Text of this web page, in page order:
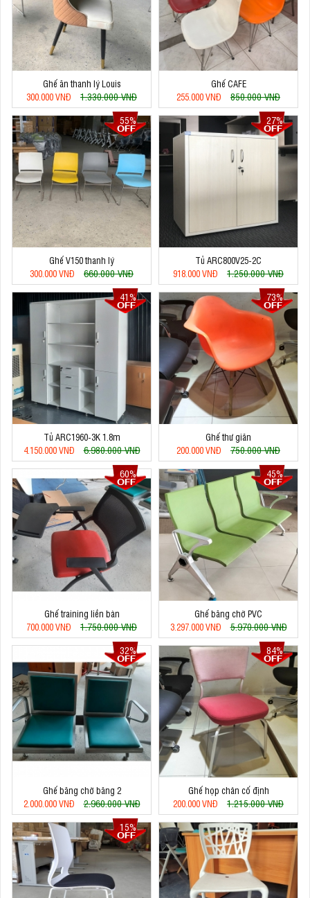
Ghế ăn thanh lý Louis
300.000 VNĐ
1.330.000 VNĐ
Ghế CAFE
255.000 VNĐ
850.000 VNĐ
55%
Ghế V150 thanh lý
300.000 VNĐ
660.000 VNĐ
27%
Tủ ARC800V25-2C
918.000 VNĐ
1.250.000 VNĐ
41%
Tủ ARC1960-3K 1.8m
4.150.000 VNĐ
6.980.000 VNĐ
73%
Ghế thư giãn
200.000 VNĐ
750.000 VNĐ
60%
Ghế training liền bàn
700.000 VNĐ
1.750.000 VNĐ
45%
Ghế băng chờ PVC
3.297.000 VNĐ
5.970.000 VNĐ
32%
Ghế băng chờ băng 2
2.000.000 VNĐ
2.960.000 VNĐ
84%
Ghế họp chân cố định
200.000 VNĐ
1.215.000 VNĐ
15%